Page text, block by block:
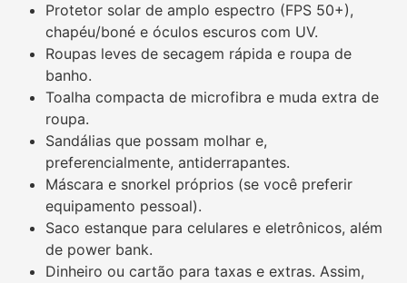
Protetor solar de amplo espectro (FPS 50+),
chapéu/boné e óculos escuros com UV.
Roupas leves de secagem rápida e roupa de
banho.
Toalha compacta de microfibra e muda extra de
roupa.
Sandálias que possam molhar e,
preferencialmente, antiderrapantes.
Máscara e snorkel próprios (se você preferir
equipamento pessoal).
Saco estanque para celulares e eletrônicos, além
de power bank.
Dinheiro ou cartão para taxas e extras. Assim,